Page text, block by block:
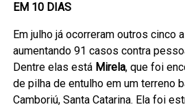
EM 10 DIAS
Em julho já ocorreram outros cinco
aumentando 91 casos contra
Dentre elas está Mirela, que foi
de pilha de entulho em um terreno
Camboriú, Santa Catarina. Ela foi